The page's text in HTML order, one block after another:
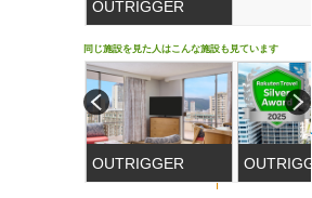
OUTRIGGER
BEACHCOMBER
HOTEL
同じ施設を見た人はこんな施設も見ています
OUTRIGGER
Waikiki
「